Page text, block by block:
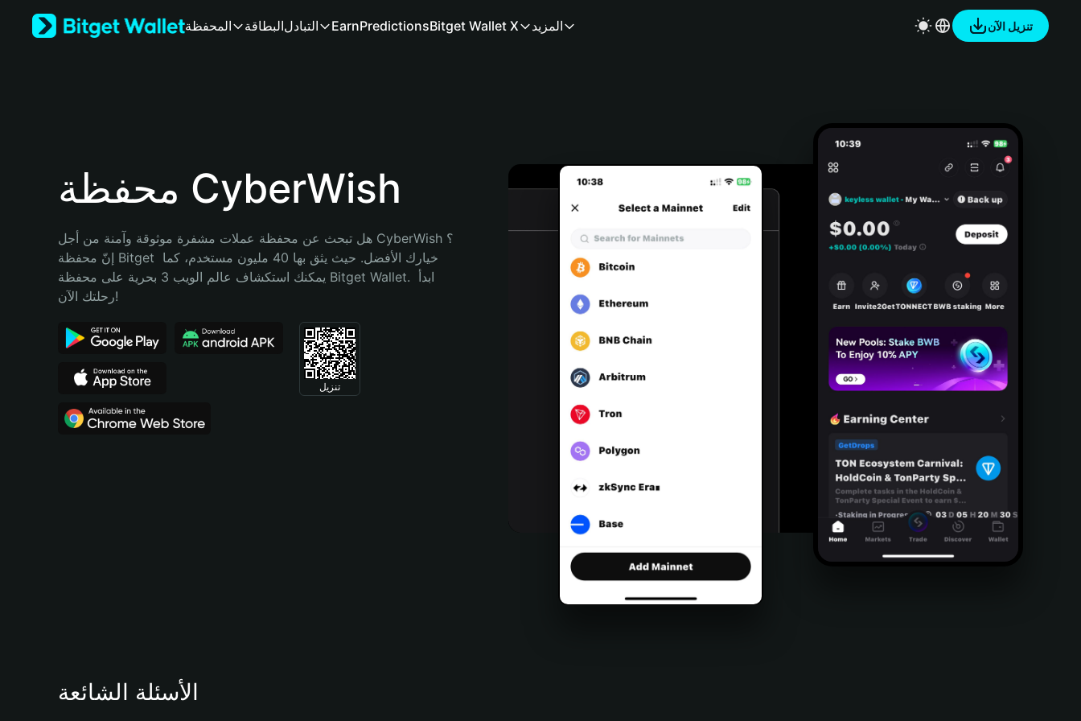
Bahasa Indonesia
Português (Brasil)
المحفظة البطاقةالتبادل EarnPredictionsBitget Wallet X المزيد تنزيل الآن
محفظة CyberWish
هل تبحث عن محفظة عملات مشفرة موثوقة وآمنة من أجل CyberWish؟
إنّ محفظة Bitget خيارك الأفضل. حيث يثق بها 40 مليون مستخدم، كما
يمكنك استكشاف عالم الويب 3 بحرية على محفظة Bitget Wallet. ابدأ
رحلتك الآن!
تنزيل
الأسئلة الشائعة